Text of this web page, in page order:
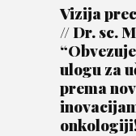
Vizija
// Dr. sc.
ulogu za
prema